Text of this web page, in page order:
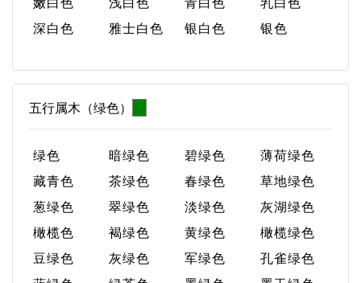
深白色
雅士白色 银白色 银色
五行属木（绿色）
绿色 暗绿色 碧绿色
薄荷绿色
藏青色
茶绿色 春绿色
草地绿色
葱绿色
翠绿色 淡绿色
灰湖绿色
橄榄色
褐绿色 黄绿色
橄榄绿色
豆绿色
灰绿色 军绿色
孔雀绿色